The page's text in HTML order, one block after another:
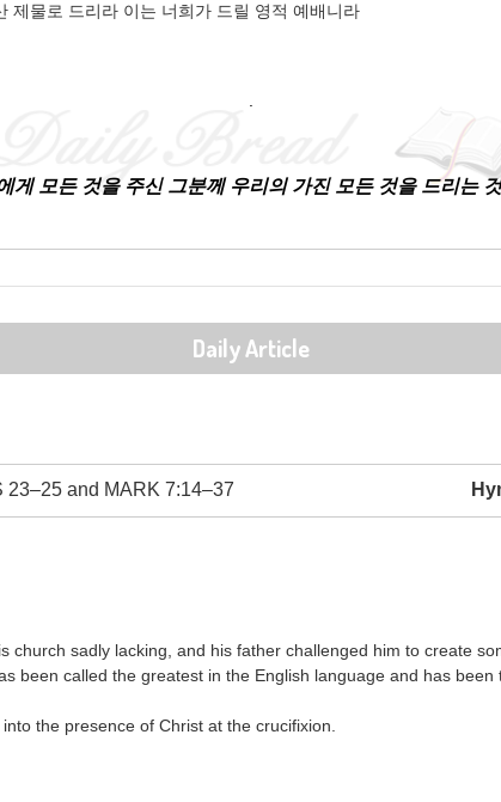
제물로 드리라 이는 너희가 드릴 영적 예배니라
게 모든 것을 주신 그분께 우리의 가진 모든 것을 드리는
Daily Article
23–25 and MARK 7:14–37
church sadly lacking, and his father challenged him to create
been called the greatest in the English language and has
the presence of Christ at the crucifixion.